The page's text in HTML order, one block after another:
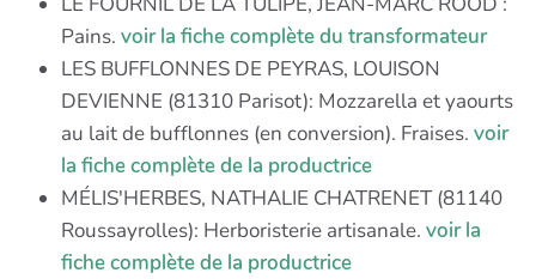
Pains. voir la fiche complète du transformateur
LES BUFFLONNES DE PEYRAS, LOUISON
DEVIENNE (81310 Parisot): Mozzarella et yaourts
au lait de bufflonnes (en conversion). Fraises. voir
la fiche complète de la productrice
MÉLIS'HERBES, NATHALIE CHATRENET (81140
Roussayrolles): Herboristerie artisanale. voir la
fiche complète de la productrice